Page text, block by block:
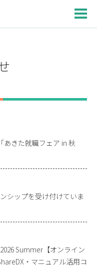
あきた就職フェア in 秋
シップを受け付けていま
Summer【オンライン
・マニュアル活用コ